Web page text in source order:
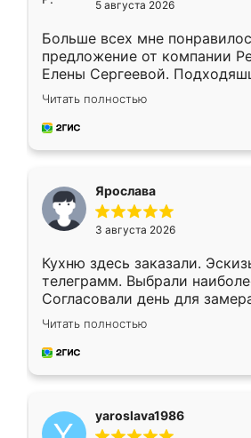
5 августа 2026
Больше всех мне
предложение от компании
Елены Сергеевой.
короткие сроки
для замера сотрудник
предложил по моему эскизу
Читать полностью
Ярослава
3 августа 2026
Кухню здесь заказали.
телеграмм. Выбрали
Согласовали день для
недели кухня была уже
довольны работой. Спасибо
мебель за качественную
Читать полностью
yaroslava1986